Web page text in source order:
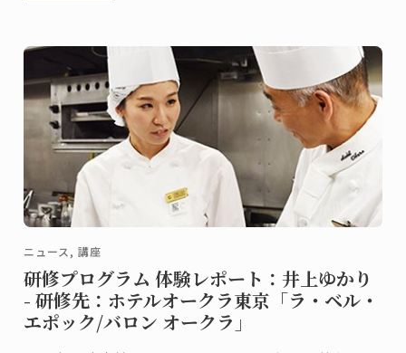
ニュース, 講座
研修プログラム 体験レポート：井上ゆかり
- 研修先：ホテルオークラ東京「ラ・ベル・
エポック/バロン オークラ」